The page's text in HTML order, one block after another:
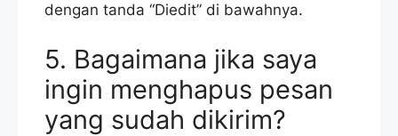
dengan tanda “Diedit” di bawahnya.
5. Bagaimana jika saya
ingin menghapus pesan
yang sudah dikirim?